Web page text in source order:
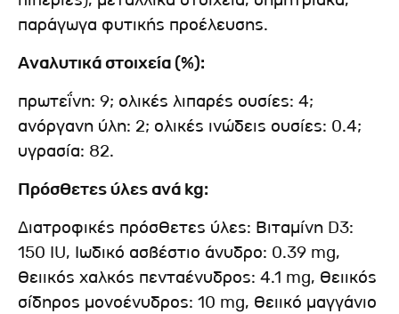
παράγωγα φυτικής προέλευσης.
Αναλυτικά στοιχεία (%):
πρωτεΐνη: 9; ολικές λιπαρές ουσίες: 4;
ανόργανη ύλη: 2; ολικές ινώδεις ουσίες: 0.4;
υγρασία: 82.
Πρόσθετες ύλες ανά kg:
Διατροφικές πρόσθετες ύλες: Βιταμίνη D3:
150 IU, Ιωδικό ασβέστιο άνυδρο: 0.39 mg,
Θειικός χαλκός πενταένυδρος: 4.1 mg, Θειικός
σίδηρος μονοένυδρος: 10 mg, Θειικό μαγγάνιο